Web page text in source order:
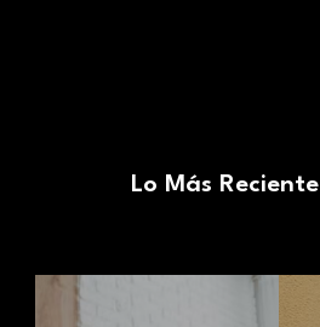
Lo Más Reciente